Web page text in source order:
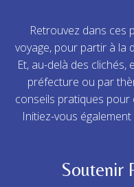
Retrouvez dans ces
voyage, pour partir à la
Et, au-delà des clichés,
préfecture ou par
conseils pratiques pour
Initiez-vous
Soutenir